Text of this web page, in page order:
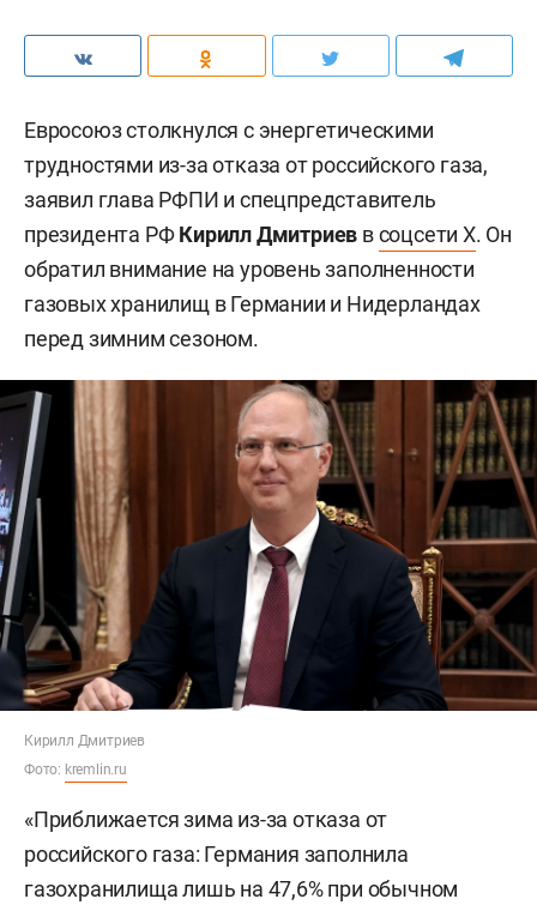
Евросоюз столкнулся с энергетическими
трудностями из-за отказа от российского газа,
заявил глава РФПИ и спецпредставитель
президента РФКирилл Дмитриев всоцсети X. Он
обратил внимание на уровень заполненности
газовых хранилищ в Германии и Нидерландах
перед зимним сезоном.
Кирилл Дмитриев
Фото: kremlin.ru
«Приближается зима из-за отказа от
российского газа: Германия заполнила
газохранилища лишь на 47,6% при обычном